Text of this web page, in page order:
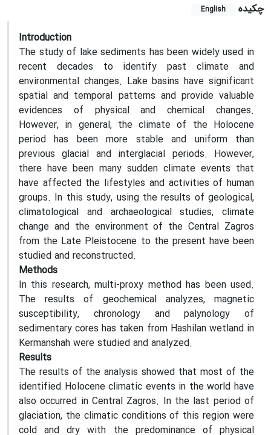
چکیده
English
Introduction
The study of lake sediments has been widely used in
recent decades to identify past climate and
environmental changes. Lake basins have significant
spatial and temporal patterns and provide valuable
evidences of physical and chemical changes.
However, in general, the climate of the Holocene
period has been more stable and uniform than
previous glacial and interglacial periods. However,
there have been many sudden climate events that
have affected the lifestyles and activities of human
groups. In this study, using the results of geological,
climatological and archaeological studies, climate
change and the environment of the Central Zagros
from the Late Pleistocene to the present have been
studied and reconstructed.
Methods
In this research, multi-proxy method has been used.
The results of geochemical analyzes, magnetic
susceptibility, chronology and palynology of
sedimentary cores has taken from Hashilan wetland in
Kermanshah were studied and analyzed.
Results
The results of the analysis showed that most of the
identified Holocene climatic events in the world have
also occurred in Central Zagros. In the last period of
glaciation, the climatic conditions of this region were
cold and dry with the predominance of physical